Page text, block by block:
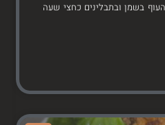
בשמן ובתבלינים כחצי שעה